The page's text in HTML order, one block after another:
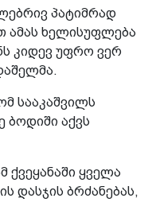
პატიმრად
ხელისუფლება
კიდევ უფრო ვერ
სააკაშვილს
ბოდიში აქვს
ქვეყანაში ყველა
დასჯის ბრძანებას,